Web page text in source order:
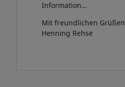
Information…
Mit freundlichen Grüßen
Henning Rehse